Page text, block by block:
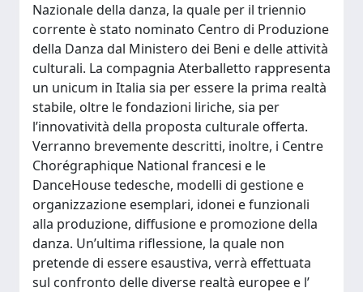
Nazionale della danza, la quale per il triennio
corrente è stato nominato Centro di Produzione
della Danza dal Ministero dei Beni e delle attività
culturali. La compagnia Aterballetto rappresenta
un unicum in Italia sia per essere la prima realtà
stabile, oltre le fondazioni liriche, sia per
l’innovatività della proposta culturale offerta.
Verranno brevemente descritti, inoltre, i Centre
Chorégraphique National francesi e le
DanceHouse tedesche, modelli di gestione e
organizzazione esemplari, idonei e funzionali
alla produzione, diffusione e promozione della
danza. Un’ultima riflessione, la quale non
pretende di essere esaustiva, verrà effettuata
sul confronto delle diverse realtà europee e l’